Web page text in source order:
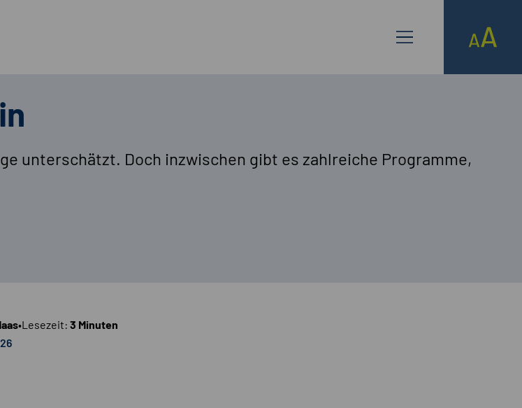
unterschätzt. Doch inzwischen gibt es zahlreiche Programme,
•Lesezeit: 3 Minuten